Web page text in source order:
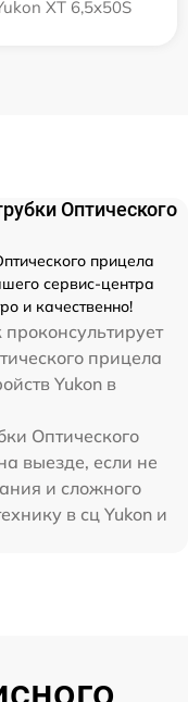
XT 6,5x50S
Оптического
прицела
сервис-центра
и качественно!
прицела
Yukon в
Оптического
выезде, если не
и сложного
в сц Yukon и